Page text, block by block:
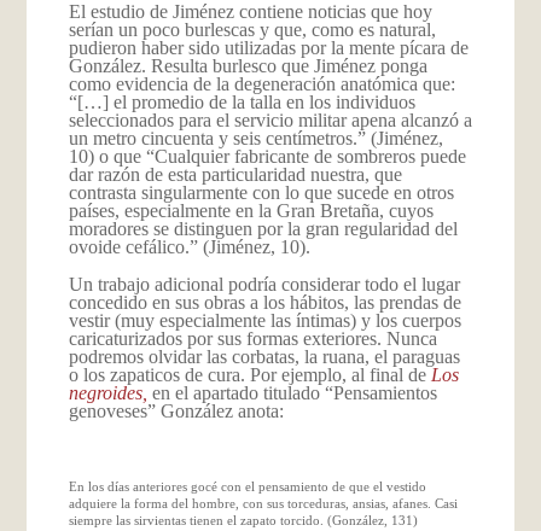
El estudio de Jiménez contiene noticias que hoy
serían un poco burlescas y que, como es natural,
pudieron haber sido utilizadas por la mente pícara de
González. Resulta burlesco que Jiménez ponga
como evidencia de la degeneración anatómica que:
“[…] el promedio de la talla en los individuos
seleccionados para el servicio militar apena alcanzó a
un metro cincuenta y seis centímetros.” (Jiménez,
10) o que “Cualquier fabricante de sombreros puede
dar razón de esta particularidad nuestra, que
contrasta singularmente con lo que sucede en otros
países, especialmente en la Gran Bretaña, cuyos
moradores se distinguen por la gran regularidad del
ovoide cefálico.” (Jiménez, 10).
Un trabajo adicional podría considerar todo el lugar
concedido en sus obras a los hábitos, las prendas de
vestir (muy especialmente las íntimas) y los cuerpos
caricaturizados por sus formas exteriores. Nunca
podremos olvidar las corbatas, la ruana, el paraguas
o los zapaticos de cura. Por ejemplo, al final deLos
negroides, en el apartado titulado “Pensamientos
genoveses” González anota:
En los días anteriores gocé con el pensamiento de que el vestido
adquiere la forma del hombre, con sus torceduras, ansias, afanes. Casi
siempre las sirvientas tienen el zapato torcido. (González, 131)